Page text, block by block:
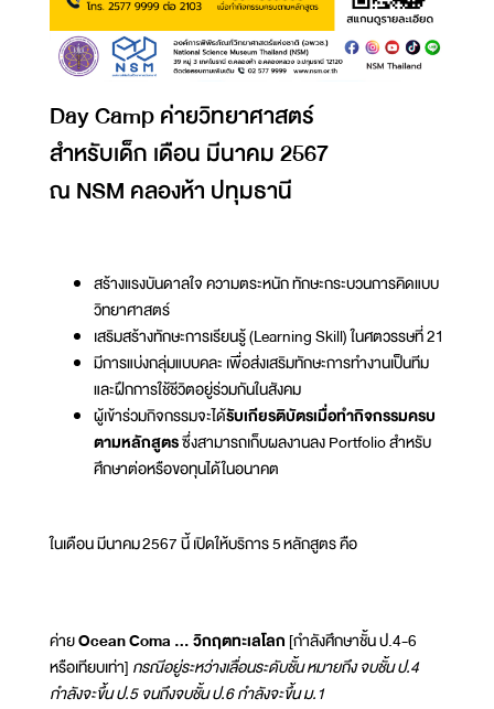
Day Camp ค่ายวิทยาศาสตร์
สำหรับเด็ก เดือน มีนาคม 2567
ณ NSM คลองห้า ปทุมธานี
สร้างแรงบันดาลใจ ความตระหนัก ทักษะกระบวนการคิดแบบ
วิทยาศาสตร์
เสริมสร้างทักษะการเรียนรู้ (Learning Skill) ในศตวรรษที่ 21
มีการแบ่งกลุ่มแบบคละ เพื่อส่งเสริมทักษะการทำงานเป็นทีม
และฝึกการใช้ชีวิตอยู่ร่วมกันในสังคม
ผู้เข้าร่วมกิจกรรมจะได้รับเกียรติบัตรเมื่อทำกิจกรรมครบ
ตามหลักสูตรซึ่งสามารถเก็บผลงานลง Portfolio สำหรับ
ศึกษาต่อหรือขอทุนได้ในอนาคต
ในเดือน มีนาคม 2567 นี้ เปิดให้บริการ 5 หลักสูตร คือ
ค่ายOcean Coma ... วิกฤตทะเลโลก [กำลังศึกษาชั้น ป.4-6
หรือเทียบเท่า] กรณีอยู่ระหว่างเลื่อนระดับชั้น หมายถึง จบชั้น ป.4
กำลังจะขึ้น ป.5 จนถึงจบชั้น ป.6 กำลังจะขึ้น ม.1